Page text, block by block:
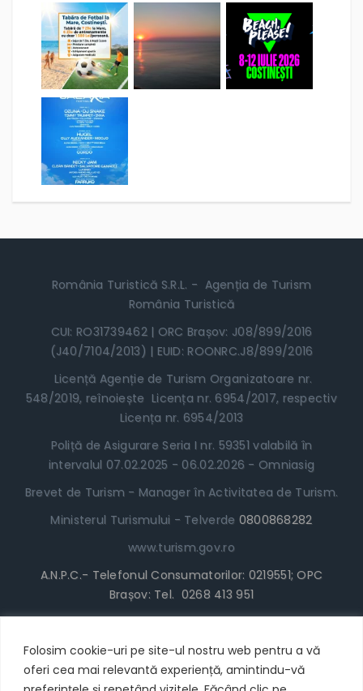
Folosim cookie-uri pe site-ul nostru web pentru a vă
oferi cea mai relevantă experiență, amintindu-vă
România Turistică S.R.L. - Agenția de Turism
România Turistică
CUI: RO31739462 | ORC Brașov: J08/899/2016
(J40/7104/2013) | EUID: ROONRC.J8/899/2016
Licență Agenție de Turism Organizatoare nr.
548/2019, reînoiește Licența nr. 6954/2017, respectiv
Licența nr. 6954/2013
Poliță de Asigurare Seria I nr. 59351 valabilă în
intervalul 07.02.2025 - 06.02.2026 - Omniasig
Brevet de Turism - Manager în Activitatea de Turism.
Ministerul Turismului - Telverde 0800868282
www.turism.gov.ro
A.N.P.C.- Telefonul Consumatorilor: 0219551; OPC
Brașov: Tel. 0268 413 951
www.anpc.gov.ro
Termeni și Condiții
* Locul în Tabără poate fi achitat cu cardul/plata